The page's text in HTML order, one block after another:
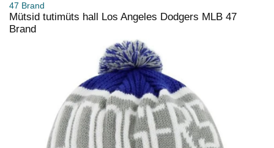
47 Brand
Mütsid tutimüts hall Los Angeles Dodgers MLB 47
Brand